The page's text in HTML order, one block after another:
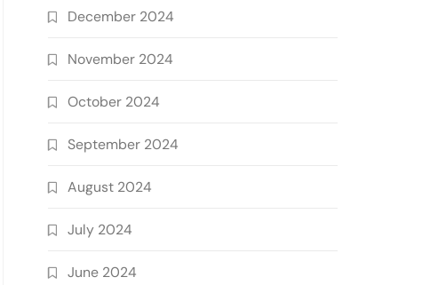
December 2024
November 2024
October 2024
September 2024
August 2024
July 2024
June 2024